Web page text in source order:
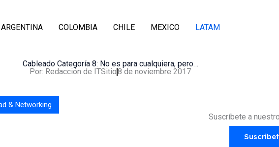
ARGENTINA COLOMBIA CHILE MEXICO LATAM
Cableado Categoría 8: No es para cualquiera, pero…
Por: Redacción de ITSitio8 de noviembre 2017
& Networking
Suscríbete a